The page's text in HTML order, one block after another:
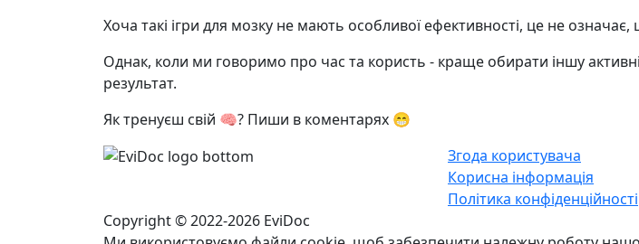
Хоча такі ігри для мозку не мають особливої ефективності, це не
Однак, коли ми говоримо про час та користь - краще обирати іншу
результат.
Як тренуєш свій 🧠? Пиши в коментарях 😁
Згода користувача
Корисна інформація
Політика конфіденційності
Copyright © 2022-2026 EviDoc